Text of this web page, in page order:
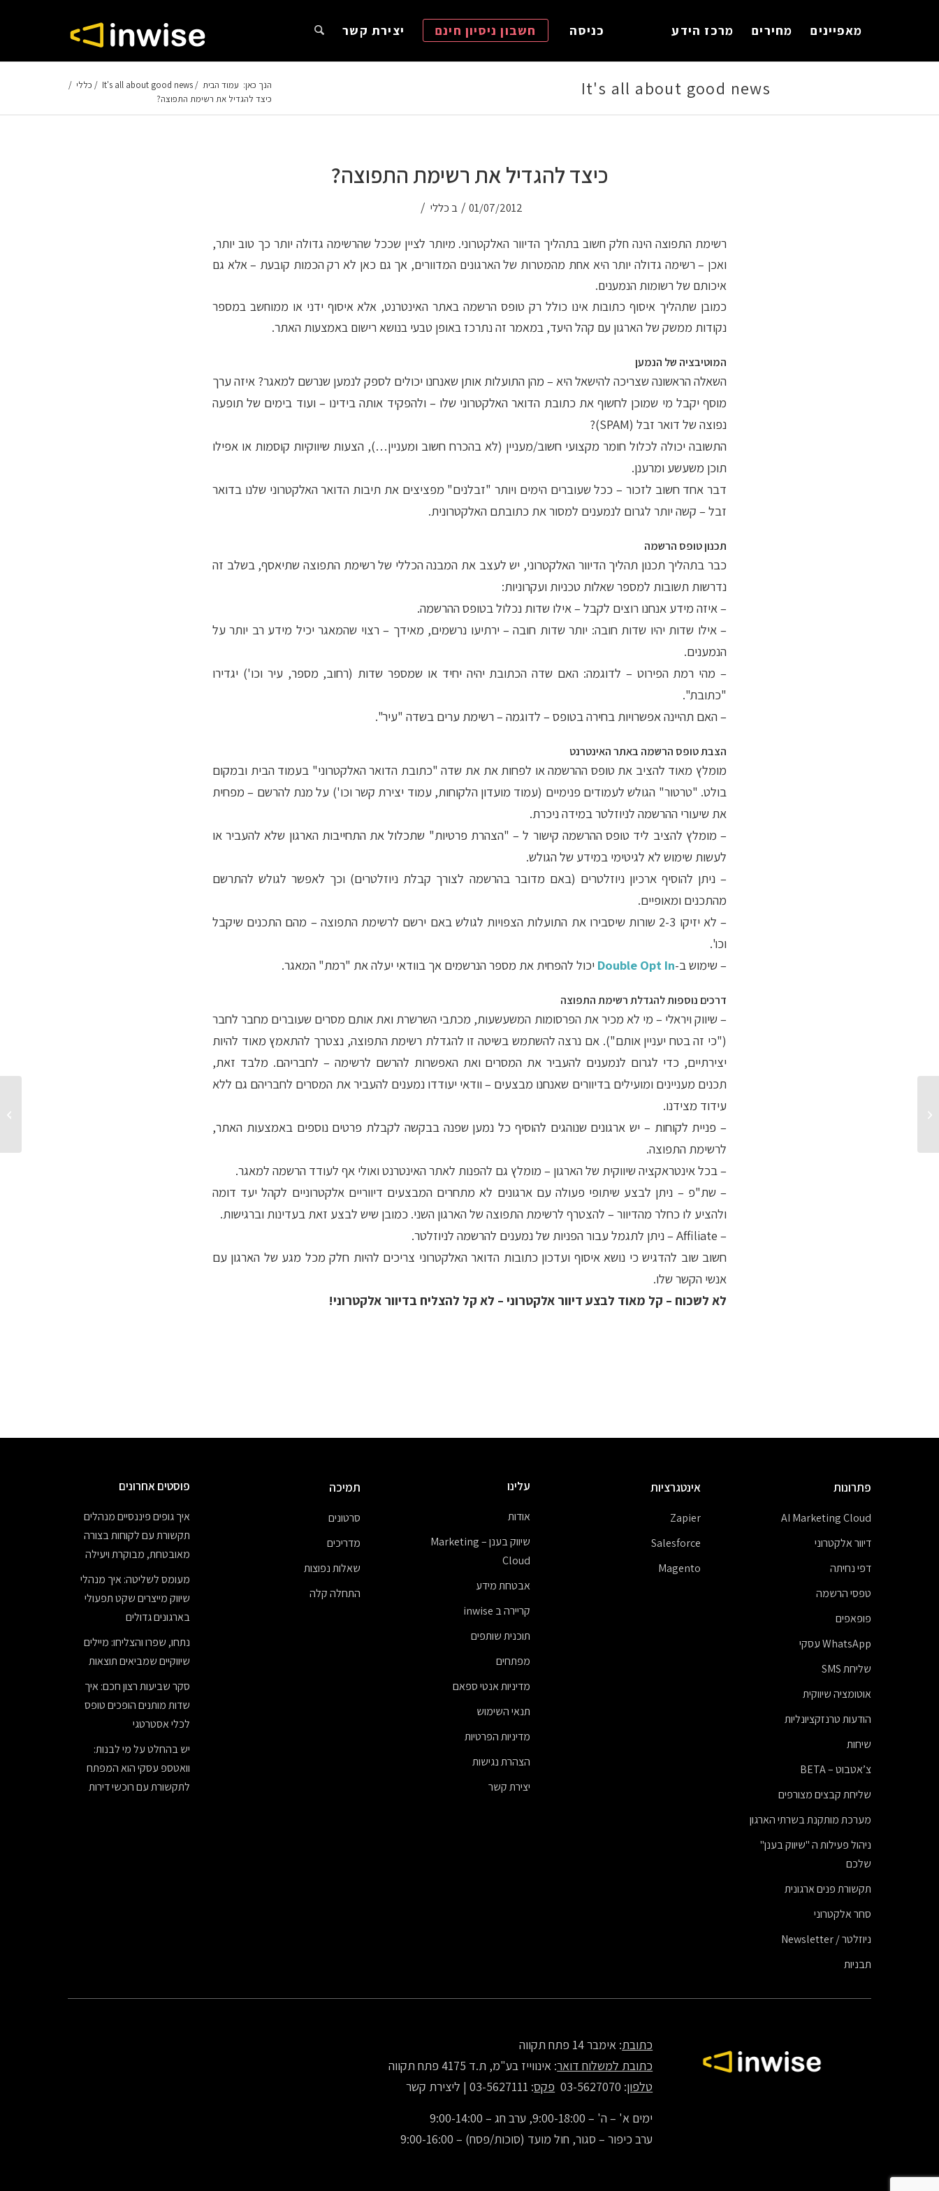
מאפיינים מחירים מרכז הידע כניסה חשבון ניסיון חינם יצירת קשר
It's all about good news הנך כאן: עמוד הבית /
It's all about good news
/ כללי /
כיצד להגדיל את רשימת התפוצה?
כיצד להגדיל את רשימת התפוצה?
01/07/2012
/ ב כללי /
רשימת התפוצה הינה חלק חשוב בתהליך הדיוור האלקטרוני. מיותר לציין שככל שהרשימה גדולה יותר כך טוב יותר,
ואכן – רשימה גדולה יותר היא אחת מהמטרות של הארגונים המדוורים, אך גם כאן לא רק הכמות קובעת – אלא גם
איכותם של רשומות הנמענים.
כמובן שתהליך איסוף כתובות אינו כולל רק טופס הרשמה באתר האינטרנט, אלא איסוף ידני או ממוחשב במספר
נקודות ממשק של הארגון עם קהל היעד, במאמר זה נתרכז באופן טבעי בנושא רישום באמצעות האתר.
המוטיבציה של הנמען
השאלה הראשונה שצריכה להישאל היא – מהן התועלות אותן שאנחנו יכולים לספק לנמען שנרשם למאגר? איזה ערך
מוסף יקבל מי שמוכן לחשוף את כתובת הדואר האלקטרוני שלו – ולהפקיד אותה בידינו – ועוד בימים של תופעה
נפוצה של דואר זבל (SPAM)?
התשובה יכולה לכלול חומר מקצועי חשוב/מעניין (לא בהכרח חשוב ומעניין…), הצעות שיווקיות קוסמות או אפילו
תוכן משעשע ומרענן.
דבר אחד חשוב לזכור – ככל שעוברים הימים ויותר "זבלנים" מפציצים את תיבות הדואר האלקטרוני שלנו בדואר
זבל – קשה יותר לגרום לנמענים למסור את כתובתם האלקטרונית.
תכנון טופס הרשמה
כבר בתהליך תכנון תהליך הדיוור האלקטרוני, יש לעצב את המבנה הכללי של רשימת התפוצה שתיאסף, בשלב זה
נדרשות תשובות למספר שאלות טכניות ועקרוניות:
– איזה מידע אנחנו רוצים לקבל – אילו שדות נכלול בטופס ההרשמה.
– אילו שדות יהיו שדות חובה: יותר שדות חובה – ירתיעו נרשמים, מאידך – רצוי שהמאגר יכיל מידע רב יותר על
הנמענים.
– מהי רמת הפירוט – לדוגמה: האם שדה הכתובת יהיה יחיד או שמספר שדות (רחוב, מספר, עיר וכו') יגדירו
"כתובת".
– האם תהיינה אפשרויות בחירה בטופס – לדוגמה – רשימת ערים בשדה "עיר".
הצבת טופס הרשמה באתר האינטרנט
מומלץ מאוד להציב את טופס ההרשמה או לפחות את את שדה "כתובת הדואר האלקטרוני" בעמוד הבית ובמקום
בולט. "טרטור" הגולש לעמודים פנימיים (עמוד מועדון הלקוחות, עמוד יצירת קשר וכו') על מנת להרשם – מפחית
את שיעורי ההרשמה לניוזלטר במידה ניכרת.
– מומלץ להציב ליד טופס ההרשמה קישור ל – "הצהרת פרטיות" שתכלול את התחייבות הארגון שלא להעביר או
לעשות שימוש לא לגיטימי במידע של הגולש.
– ניתן להוסיף ארכיון ניוזלטרים (באם מדובר בהרשמה לצורך קבלת ניוזלטרים) וכך לאפשר לגולש להתרשם
מהתכנים ומאופיים.
– לא יזיקו 2-3 שורות שיסבירו את התועלות הצפויות לגולש באם ירשם לרשימת התפוצה – מהם התכנים שיקבל
וכו'.
– שימוש ב-Double Opt In יכול להפחית את מספר הנרשמים אך בוודאי יעלה את "רמת" המאגר.
דרכים נוספות להגדלת רשימת התפוצה
– שיווק ויראלי – מי לא מכיר את הפרסומות המשעשעות, מכתבי השרשרת ואת אותם מסרים שעוברים מחבר לחבר
("כי זה בטח יעניין אותם"). אם נרצה להשתמש בשיטה זו להגדלת רשימת התפוצה, נצטרך להתאמץ מאוד להיות
יצירתיים, כדי לגרום לנמענים להעביר את המסרים ואת האפשרות להרשם לרשימה – לחבריהם. מלבד זאת,
תכנים מעניינים ומועילים בדיוורים שאנחנו מבצעים – וודאי יעודדו נמענים להעביר את המסרים לחבריהם גם ללא
עידוד מצידנו.
– פניית לקוחות – יש ארגונים שנוהגים להוסיף כל נמען שפנה בבקשה לקבלת פרטים נוספים באמצעות האתר,
לרשימת התפוצה.
– בכל אינטראקציה שיווקית של הארגון – מומלץ גם להפנות לאתר האינטרנט ואולי אף לעודד הרשמה למאגר.
– שת"פ – ניתן לבצע שיתופי פעולה עם ארגונים לא מתחרים המבצעים דיווריים אלקטרוניים לקהל יעד דומה
ולהציע לו כחלר מהדיוור – להצטרף לרשימת התפוצה של הארגון השני. כמובן שיש לבצע זאת בעדינות וברגישות.
– Affiliate – ניתן לתגמל עבור הפניות של נמענים להרשמה לניוזלטר.
חשוב שוב להדגיש כי נושא איסוף ועדכון כתובות הדואר האלקטרוני צריכים להיות חלק מכל מגע של הארגון עם
אנשי הקשר שלו.
לא לשכוח – קל מאוד לבצע דיוור אלקטרוני – לא קל להצליח בדיוור אלקטרוני!
פתרונות
AI Marketing Cloud
דיוור אלקטרוני
דפי נחיתה
טפסי הרשמה
פופאפים
WhatsApp עסקי
שליחת SMS
אוטומציה שיווקית
הודעות טרנזקציונליות
שיחות
צ’אטבוט – BETA
שליחת קבצים מצורפים
מערכת מותקנת בשרתי הארגון
ניהול פעילות ה "שיווק בענן"
שלכם
תקשורת פנים ארגונית
סחר אלקטרוני
ניוזלטר / Newsletter
תבניות
אינטגרציות
Zapier
Salesforce
Magento
עלינו
אודות
שיווק בענן – Marketing
Cloud
אבטחת מידע
קריירה ב inwise
תוכנית שותפים
מפתחים
מדיניות אנטי ספאם
תנאי השימוש
מדיניות הפרטיות
הצהרת נגישות
יצירת קשר
תמיכה
סרטונים
מדריכים
שאלות נפוצות
התחלה קלה
פוסטים אחרונים
איך גופים פיננסיים מנהלים
תקשורת עם לקוחות בצורה
מאובטחת, מבוקרת ויעילה
מעומס לשליטה: איך מנהלי
שיווק מייצרים שקט תפעולי
בארגונים גדולים
נתחו, שפרו והצליחו: מיילים
שיווקיים שמביאים תוצאות
סקר שביעות רצון חכם: איך
שדות מותנים הופכים טופס
לכלי אסטרטגי
יש בהחלט על מי לבנות:
וואטספ עסקי הוא המפתח
לתקשורת עם רוכשי דירות
כתובת: אימבר 14 פתח תקווה
כתובת למשלוח דואר: אינווייז בע"מ, ת.ד 4175 פתח תקווה
טלפון: 03-5627070 פקס: 03-5627111 |
ליצירת קשר
ימים א' – ה' – 9:00-18:00, ערב חג – 9:00-14:00
ערב כיפור – סגור, חול מועד (סוכות/פסח) – 9:00-16:00